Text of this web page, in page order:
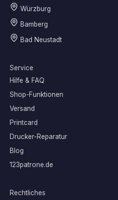
Würzburg
Bamberg
Bad Neustadt
Service
Hilfe & FAQ
Shop-Funktionen
Versand
Printcard
Drucker-Reparatur
Blog
123patrone.de
Rechtliches